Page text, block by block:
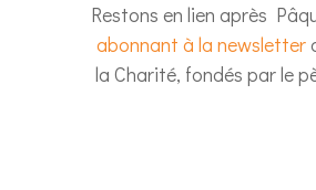
Restons en lien après
abonnant à la newsletter
la Charité, fondés par le